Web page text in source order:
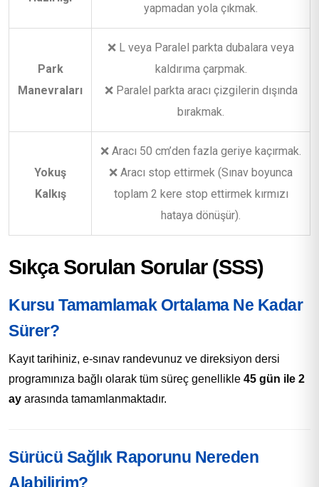
yapmadan yola çıkmak.
Park
Manevraları
❌ L veya Paralel parkta dubalara veya
kaldırıma çarpmak.
❌ Paralel parkta aracı çizgilerin dışında
bırakmak.
Yokuş
Kalkış
❌ Aracı 50 cm’den fazla geriye kaçırmak.
❌ Aracı stop ettirmek (Sınav boyunca
toplam 2 kere stop ettirmek kırmızı
hataya dönüşür).
Sıkça Sorulan Sorular (SSS)
Kursu Tamamlamak Ortalama Ne Kadar
Sürer?
Kayıt tarihiniz, e-sınav randevunuz ve direksiyon dersi
programınıza bağlı olarak tüm süreç genellikle 45 gün ile 2
ay arasında tamamlanmaktadır.
Sürücü Sağlık Raporunu Nereden
Alabilirim?